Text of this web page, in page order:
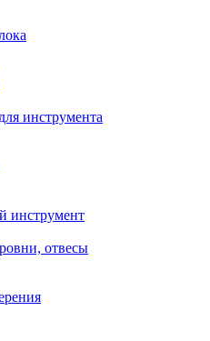
инструмента
инструмент
отвесы